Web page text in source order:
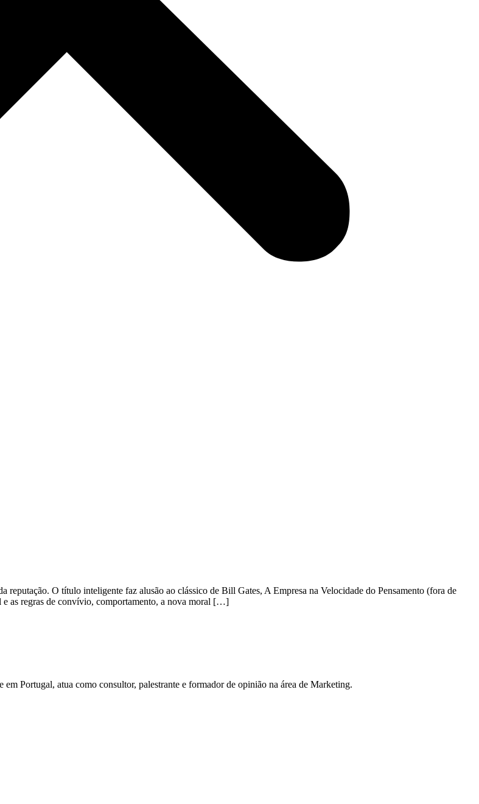
reputação. O título inteligente faz alusão ao clássico de Bill Gates, A Empresa na Velocidade do Pensamento (fora de
as regras de convívio, comportamento, a nova moral […]
Portugal, atua como consultor, palestrante e formador de opinião na área de Marketing.